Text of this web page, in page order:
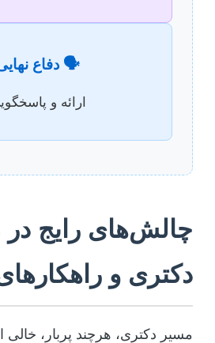
🗣️ دفاع
ارائه و
چالش‌های رایج در
دکتری و
مسیر دکتری، هرچند پربار،